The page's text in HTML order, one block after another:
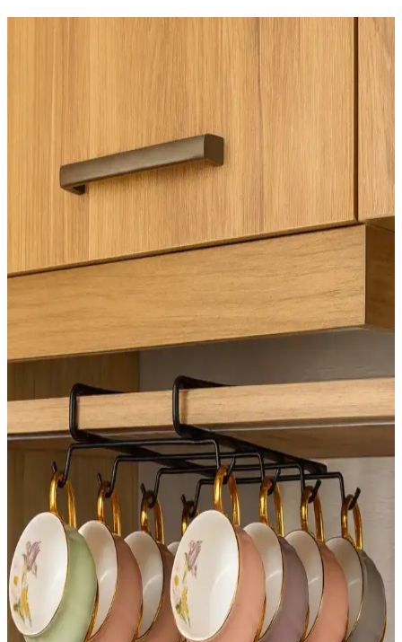
Ev Dekorasyonunda Pişmanlık Yaratan Tavsiyeler
detaylar kullanıcı deneyimleriyle ele alınıyor.
Yüzeysel Ahşap Raflar: Basit Araçlarla Estetik ve
Fonksiyonel Depolama Çözümleri
Yüzeysel ahşap raflar, basit araçlar ve tekniklerle estetik ve
fonksiyonel depolama sağlar. Dayanıklı malzemeler ve dekoratif
detaylarla profesyonel görünüm elde edilir.
Tuvaletin Yer Değiştirilmesi Sonrası LVP Zemin
Onarımı ve Alternatif Çözümler
Tuvaletin yer değiştirmesi sonrası LVP zeminlerde oluşan boşluklar,
uygun malzeme ve yöntemlerle onarılabilir. Epoksi dolgu ve
dekoratif çözümler alternatif olarak değerlendirilebilir.
Isıtıcı Menfezi ve Süpürgelik Yüksekliği
Uyumsuzluğunda Etkili Montaj Çözümleri
Isıtıcı menfezi ile süpürgelik yüksekliği arasındaki uyumsuzluk,
miter kesim, oyuk açma ve menfez kapağı uyumu gibi teknik
yöntemlerle estetik ve fonksiyonel olarak giderilebilir. Ahşabın ısıya
tepkisi ve profil sürekliliği önemlidir.
Burl Ahşap: Değeri, Özellikleri ve Kullanım
Alanlarının Detaylı İncelemesi
Burl ahşap, ağaçlardaki anormal büyüme sonucu oluşan benzersiz
desenlere sahip bir ahşap türüdür. Değeri, türü, boyutu ve desenine
bağlıdır. Mobilya ve küçük ahşap işlerinde kullanılır.